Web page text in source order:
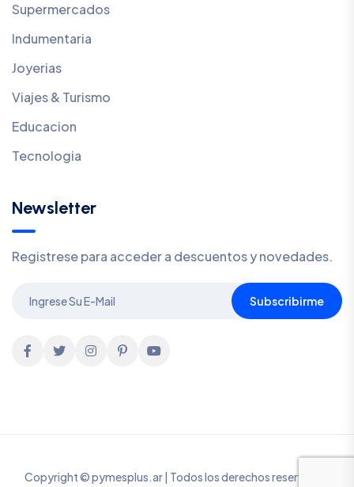
Supermercados
Indumentaria
Joyerias
Viajes & Turismo
Educacion
Tecnologia
Newsletter
Registrese para acceder a descuentos y novedades.
Subscribirme
Copyright © pymesplus.ar | Todos los derechos reservados